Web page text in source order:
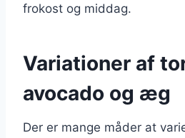
frokost og middag.
Variationer af
avocado og æg
Der er mange måder at